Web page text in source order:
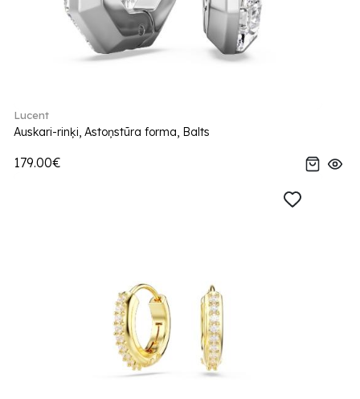
Lucent
Auskari-rinķi, Astoņstūra forma, Balts
179.00€